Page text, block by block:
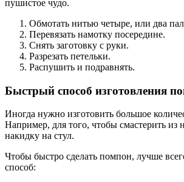
пушистое чудо.
Обмотать нитью четыре, или два
Перевязать намотку посередине.
Снять заготовку с руки.
Разрезать петельки.
Распушить и подравнять.
Быстрый способ изготовления
Иногда нужно изготовить большое
Например, для того, чтобы смастерить из
накидку на стул.
Чтобы быстро сделать помпон, лучше
способ: